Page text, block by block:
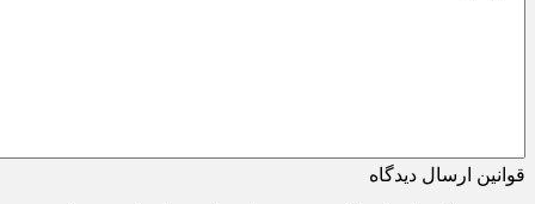
قوانین ارسال دیدگاه